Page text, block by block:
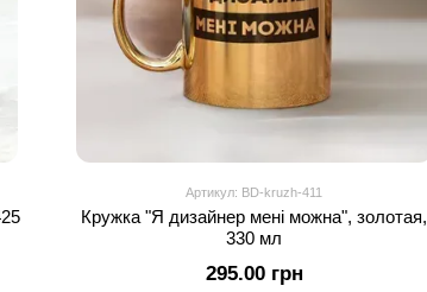
Артикул: BD-kruzh-411
Кружка "Я дизайнер мені можна", золотая,
330 мл
295.00 грн